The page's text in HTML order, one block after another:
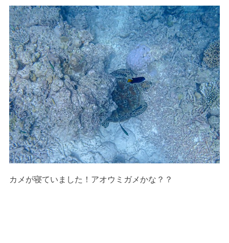
カメが寝ていました！アオウミガメかな？？